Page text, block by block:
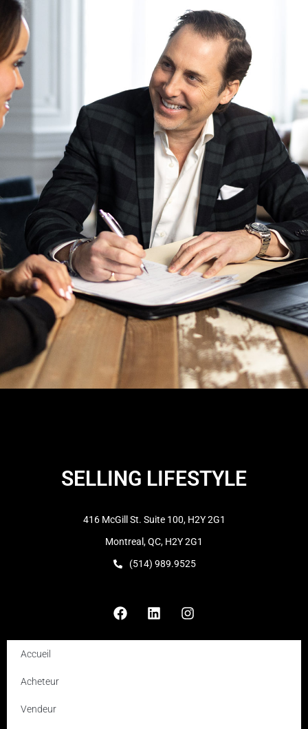
SELLING LIFESTYLE
416 McGill St. Suite 100, H2Y 2G1
Montreal, QC, H2Y 2G1
(514) 989.9525
Accueil
Acheteur
Vendeur